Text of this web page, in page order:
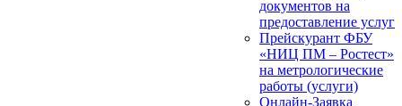
документов на
предоставление услуг
Прейскурант ФБУ
«НИЦ ПМ – Ростест»
на метрологические
работы (услуги)
Онлайн-Заявка